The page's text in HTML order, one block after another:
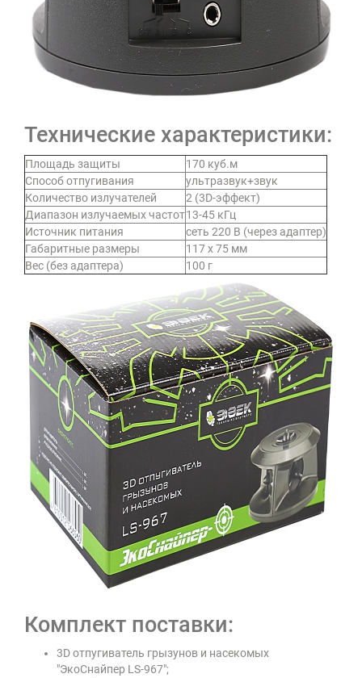
Технические характеристики:
Площадь защиты
170 куб.м
Способ отпугивания
ультразвук+звук
Количество излучателей
2 (3D-эффект)
Диапазон излучаемых частот13-45 кГц
Источник питания
сеть 220 В (через адаптер)
Габаритные размеры
117 х 75 мм
Вес (без адаптера)
100 г
Комплект поставки:
3D отпугиватель грызунов и насекомых
"ЭкоСнайпер LS-967";